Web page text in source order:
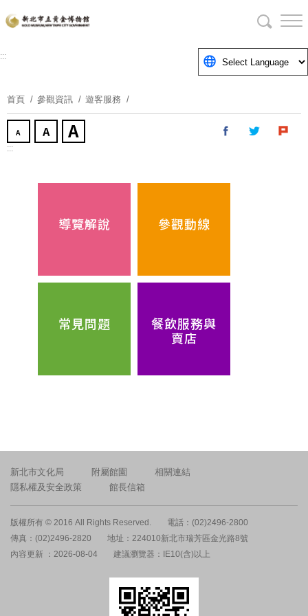
到
要
塊
:::
首頁 參觀資訊 遊客服務
:::
導覽解說 參觀動線
常見問題
餐飲服務與
賣店
新北市文化局 附屬館園
相關連結
隱私權及安全政策
館長信箱
版權所有 © 2016 All Rights Reserved.
電話：(02)2496-2800
傳真：(02)2496-2820
地址：224010新北市瑞芳區金光路8號
內容更新 ：2026-08-04
建議瀏覽器：IE10(含)以上